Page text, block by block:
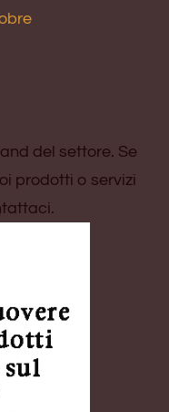
del settore. Se
prodotti o servizi